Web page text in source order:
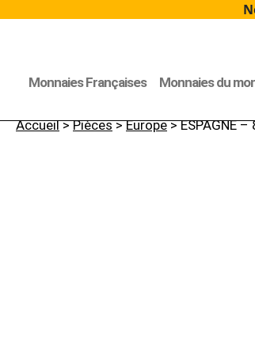
Monnaies Françaises Monnaies du
Accueil>Pièces>Europe> ESPAGNE